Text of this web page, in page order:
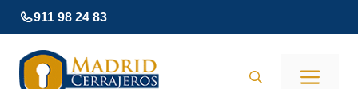
Saltar
al
contenido
911 98 24 83